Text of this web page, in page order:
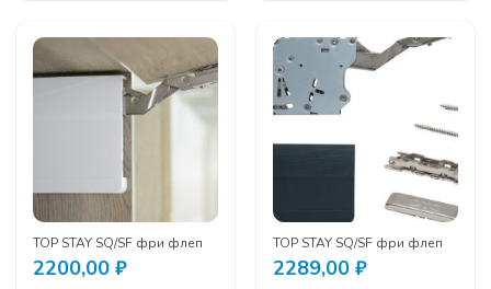
TOP STAY SQ/SF фри флеп
2200,00 ₽
TOP STAY SQ/SF фри флеп
2289,00 ₽